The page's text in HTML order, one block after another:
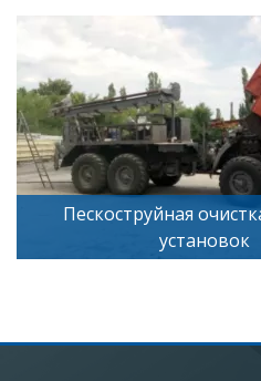
Пескоструйная
установок